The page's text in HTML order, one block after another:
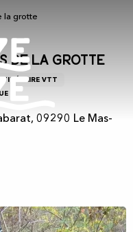
la grotte
de la grotte
ITINÉRAIRE VTT
09290 Le Mas-